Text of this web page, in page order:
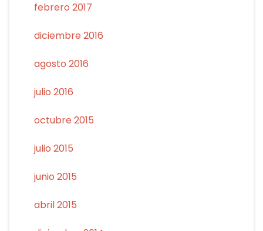
febrero 2017
diciembre 2016
agosto 2016
julio 2016
octubre 2015
julio 2015
junio 2015
abril 2015